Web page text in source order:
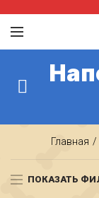
Главная
ПОКАЗАТЬ